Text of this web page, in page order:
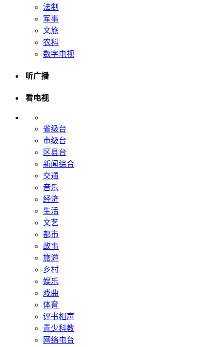
法制
军事
文旅
农科
数字电视
听广播
看电视
省级台
市级台
区县台
新闻综合
交通
音乐
经济
生活
文艺
都市
故事
旅游
乡村
娱乐
戏曲
体育
评书相声
青少科教
网络电台